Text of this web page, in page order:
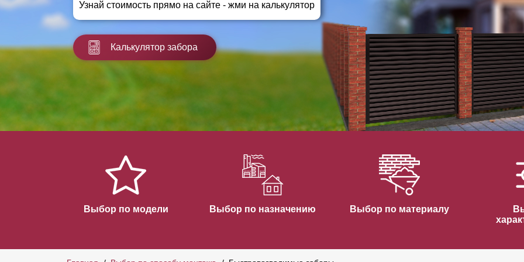
Заборы для дачи
Заборы и ограждения для школ
Забор на участок 10 соток
Горизонтальные заборы
Высокие заборы
Красивые, дизайнерские заборы
ВЫБОР ПО СПОСОБУ МОНТАЖА
Заборы под ключ
Готовые заборы
Быстровозводимые заборы
Узнай стоимость прямо на сайте - жми на калькулятор
Калькулятор забора
Выбор по модели Выбор по назначению Выбор по материалу